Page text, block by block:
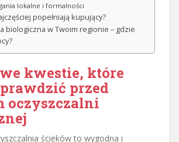
lokalne i formalności
popełniają kupujący?
biologiczna w Twoim regionie – gdzie
kwestie, które
przed
oczyszczalni
ścieków to wygodna i